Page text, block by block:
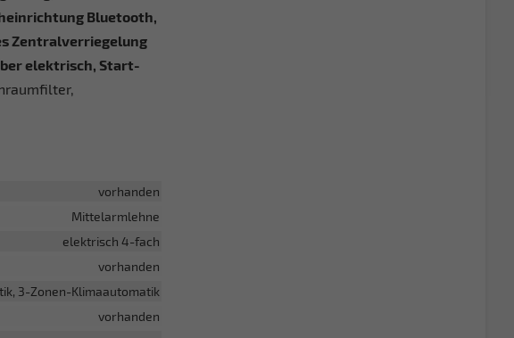
Bluetooth,
Zentralverriegelung
elektrisch, Start-
vorhanden
Mittelarmlehne
elektrisch 4-fach
vorhanden
3-Zonen-Klimaautomatik
vorhanden